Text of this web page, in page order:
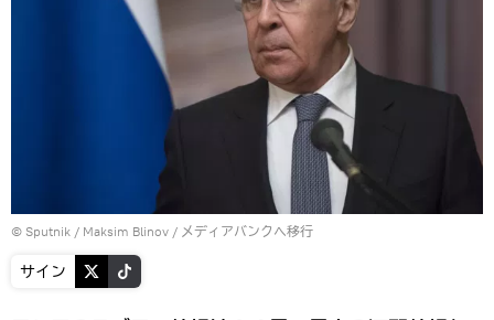
© Sputnik / Maksim Blinov / メディアバンクへ移行
サイン